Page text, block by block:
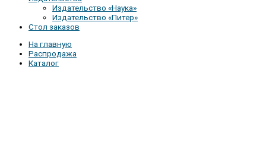
Издательство «Наука»
Издательство «Питер»
Стол заказов
На главную
Распродажа
Каталог